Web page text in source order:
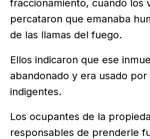
fraccionamiento, cuando los
percataron que emanaba
de las llamas del fuego.
Ellos indicaron que ese
abandonado y era usado por
indigentes.
Los ocupantes de la
responsables de prenderle